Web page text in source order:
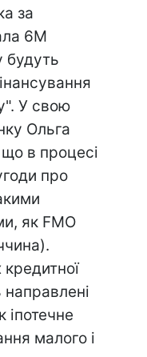
за
6M
будуть
У свою
Ольга
в процесі
про
як FMO
направлені
іпотечне
малого і